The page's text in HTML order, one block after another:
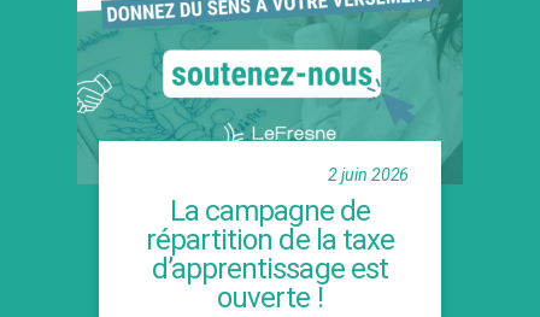
2 juin 2026
La campagne de
répartition de la taxe
d’apprentissage est
ouverte !